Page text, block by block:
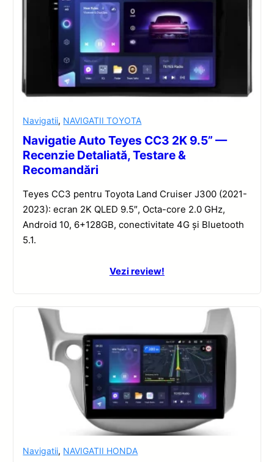
Navigatii, NAVIGATII TOYOTA
Navigatie Auto Teyes CC3 2K 9.5” —
Recenzie Detaliată, Testare &
Recomandări
Teyes CC3 pentru Toyota Land Cruiser J300 (2021-
2023): ecran 2K QLED 9.5″, Octa-core 2.0 GHz,
Android 10, 6+128GB, conectivitate 4G și Bluetooth
5.1.
Vezi review!
Navigatii, NAVIGATII HONDA